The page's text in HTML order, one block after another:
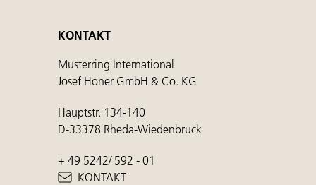
KONTAKT
Musterring International
Josef Höner GmbH & Co. KG
Hauptstr. 134-140
D-33378 Rheda-Wiedenbrück
+ 49 5242/ 592 - 01
KONTAKT